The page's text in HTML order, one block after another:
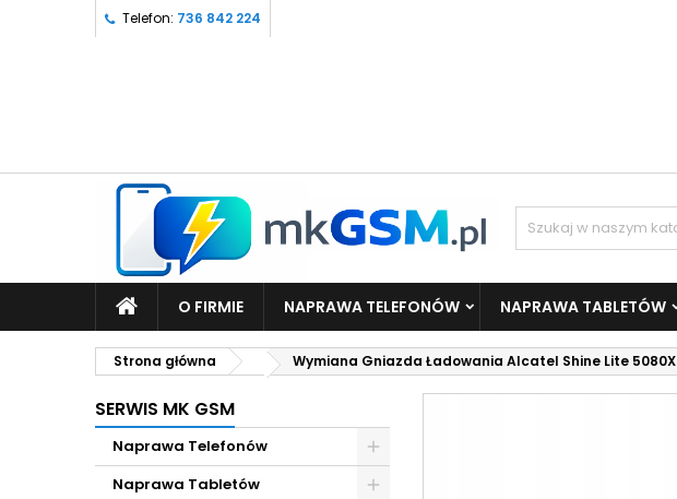
Telefon: 736 842 224
O FIRMIE NAPRAWA TELEFONÓW NAPRAWA TABLETÓW
Strona główna Wymiana Gniazda Ładowania Alcatel Shine Lite 5080X
SERWIS MK GSM
Naprawa Telefonów
Naprawa Tabletów